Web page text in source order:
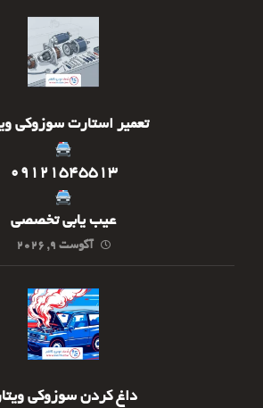
تعمیر استارت سوزوکی
09121545513
عیب یابی تخصصی
آگوست ۹, ۲۰۲۶
داغ کردن سوزوکی